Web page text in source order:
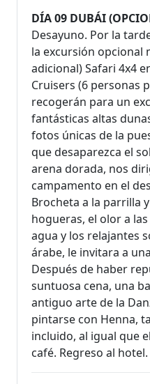
DÍA 09 DUBÁI
Desayuno. Por la
la excursión opcional
adicional) Safari 4x4
Cruisers (6 personas
recogerán para un
fantásticas altas
fotos únicas de la
que desaparezca el
arena dorada, nos
campamento en el
Brocheta a la parrilla
hogueras, el olor a
agua y los relajantes
árabe, le invitara a
Después de haber
suntuosa cena, una
antiguo arte de la
pintarse con Henna,
incluido, al igual que
café. Regreso al